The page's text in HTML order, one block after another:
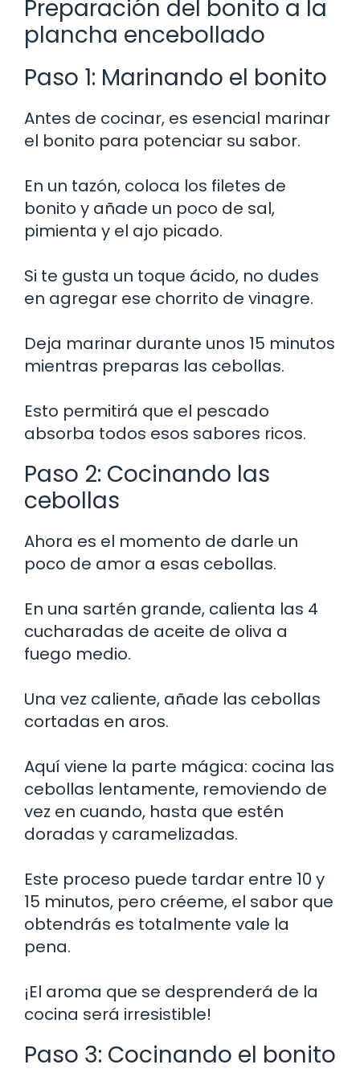
Preparación del bonito a la
plancha encebollado
Paso 1: Marinando el bonito
Antes de cocinar, es esencial marinar
el bonito para potenciar su sabor.
En un tazón, coloca los filetes de
bonito y añade un poco de sal,
pimienta y el ajo picado.
Si te gusta un toque ácido, no dudes
en agregar ese chorrito de vinagre.
Deja marinar durante unos 15 minutos
mientras preparas las cebollas.
Esto permitirá que el pescado
absorba todos esos sabores ricos.
Paso 2: Cocinando las
cebollas
Ahora es el momento de darle un
poco de amor a esas cebollas.
En una sartén grande, calienta las 4
cucharadas de aceite de oliva a
fuego medio.
Una vez caliente, añade las cebollas
cortadas en aros.
Aquí viene la parte mágica: cocina las
cebollas lentamente, removiendo de
vez en cuando, hasta que estén
doradas y caramelizadas.
Este proceso puede tardar entre 10 y
15 minutos, pero créeme, el sabor que
obtendrás es totalmente vale la
pena.
¡El aroma que se desprenderá de la
cocina será irresistible!
Paso 3: Cocinando el bonito